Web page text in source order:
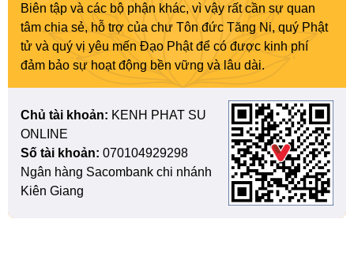
Biên tập và các bộ phận khác, vì vậy rất cần sự quan
tâm chia sẻ, hỗ trợ của chư Tôn đức Tăng Ni, quý Phật
tử và quý vị yêu mến Đạo Phật để có được kinh phí
đảm bảo sự hoạt động bền vững và lâu dài.
Chủ tài khoản: KENH PHAT SU
ONLINE
Số tài khoản: 070104929298
Ngân hàng Sacombank chi nhánh
Kiên Giang